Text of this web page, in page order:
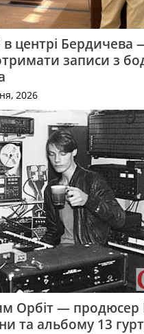
в центрі Бердичева
записи з
2026
Орбіт — продюсер
та альбому 13